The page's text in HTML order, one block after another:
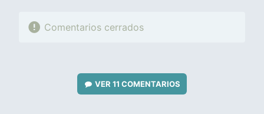
Comentarios cerrados
VER11 COMENTARIOS